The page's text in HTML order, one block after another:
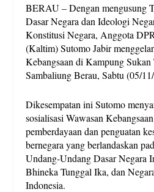
BERAU – Dengan mengusung
Dasar Negara dan Ideologi
Konstitusi Negara, Anggota
(Kaltim) Sutomo Jabir
Kebangsaan di Kampung Sukan
Sambaliung Berau, Sabtu (05/
Dikesempatan ini Sutomo
sosialisasi Wawasan
pemberdayaan dan penguatan
bernegara yang berlandaskan
Undang-Undang Dasar Negara
Bhineka Tunggal Ika, dan
Indonesia.